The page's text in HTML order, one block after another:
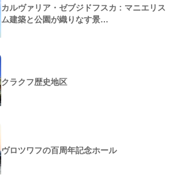
カルヴァリア・ゼブジドフスカ : マニエリス
ム建築と公園が織りなす景…
クラクフ歴史地区
ヴロツワフの百周年記念ホール